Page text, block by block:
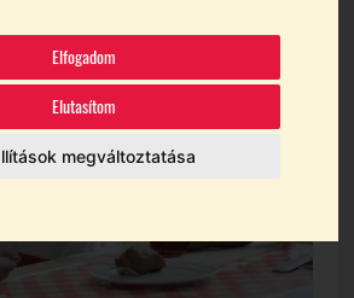
Elfogadom
Elutasítom
megváltoztatása